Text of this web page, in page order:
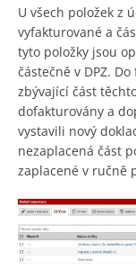
U všech položek z
vyfakturované a
tyto položky jsou
částečně v DPZ.
zbývající část
dofakturovány a
vystavili nový
nezaplacená část
zaplacené v ručně